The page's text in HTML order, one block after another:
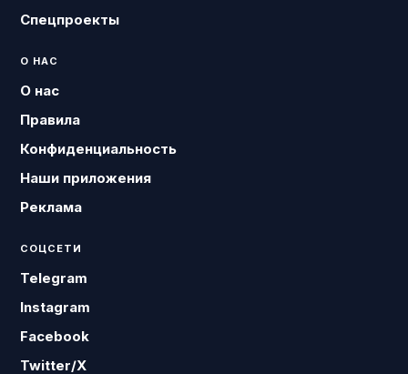
Спецпроекты
О НАС
О нас
Правила
Конфиденциальность
Наши приложения
Реклама
СОЦСЕТИ
Telegram
Instagram
Facebook
Twitter/X